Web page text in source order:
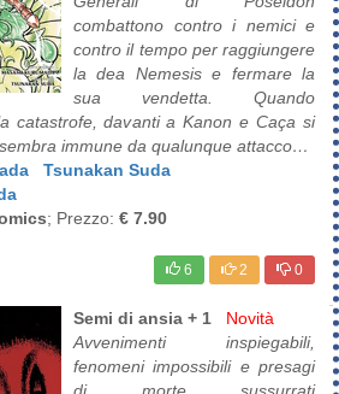
combattono contro i nemici e
contro il tempo per raggiungere
la dea Nemesis e fermare la
sua vendetta. Quando
catastrofe, davanti a Kanon e Caça si
immune da qualunque attacco…
Tsunakan Suda
; Prezzo: € 7.90
6 2 0
Semi di ansia + 1
Novità
Avvenimenti inspiegabili,
fenomeni impossibili e presagi